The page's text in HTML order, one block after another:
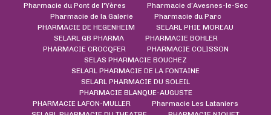
Pharmacie du Pont de l'Yères
Pharmacie d’Avesnes-le-Sec
Pharmacie de la Galerie
Pharmacie du Parc
PHARMACIE DE HEGENHEIM
SELARL PHIE MOREAU
SELARL GB PHARMA
PHARMACIE BOHLER
PHARMACIE CROCQFER
PHARMACIE COLISSON
SELAS PHARMACIE BOUCHEZ
SELARL PHARMACIE DE LA FONTAINE
SELARL PHARMACIE DU SOLEIL
PHARMACIE BLANQUE-AUGUSTE
PHARMACIE LAFON-MULLER
Pharmacie Les Lataniers